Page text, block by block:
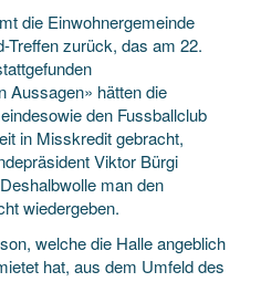
die Einwohnergemeinde
Treffen zurück, das am 22.
Aussagen» hätten die
den Fussballclub
in Misskredit gebracht,
Viktor Bürgi
man den
wiedergeben.
welche die Halle angeblich
hat, aus dem Umfeld des